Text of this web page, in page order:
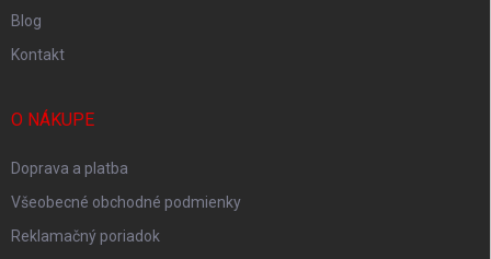
Blog
Kontakt
O NÁKUPE
Doprava a platba
Všeobecné obchodné podmienky
Reklamačný poriadok